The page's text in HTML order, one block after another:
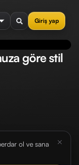
Giriş yap
göre stil
ol ve sana